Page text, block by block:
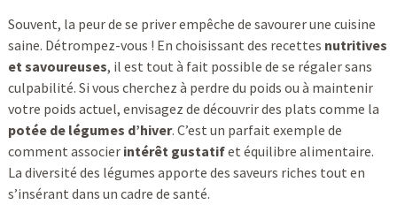
Souvent, la peur de se priver empêche de savourer une cuisine
saine. Détrompez-vous ! En choisissant des recettes nutritives
et savoureuses, il est tout à fait possible de se régaler sans
culpabilité. Si vous cherchez à perdre du poids ou à maintenir
votre poids actuel, envisagez de découvrir des plats comme la
potée de légumes d’hiver. C’est un parfait exemple de
comment associer intérêt gustatifet équilibre alimentaire.
La diversité des légumes apporte des saveurs riches tout en
s’insérant dans un cadre de santé.